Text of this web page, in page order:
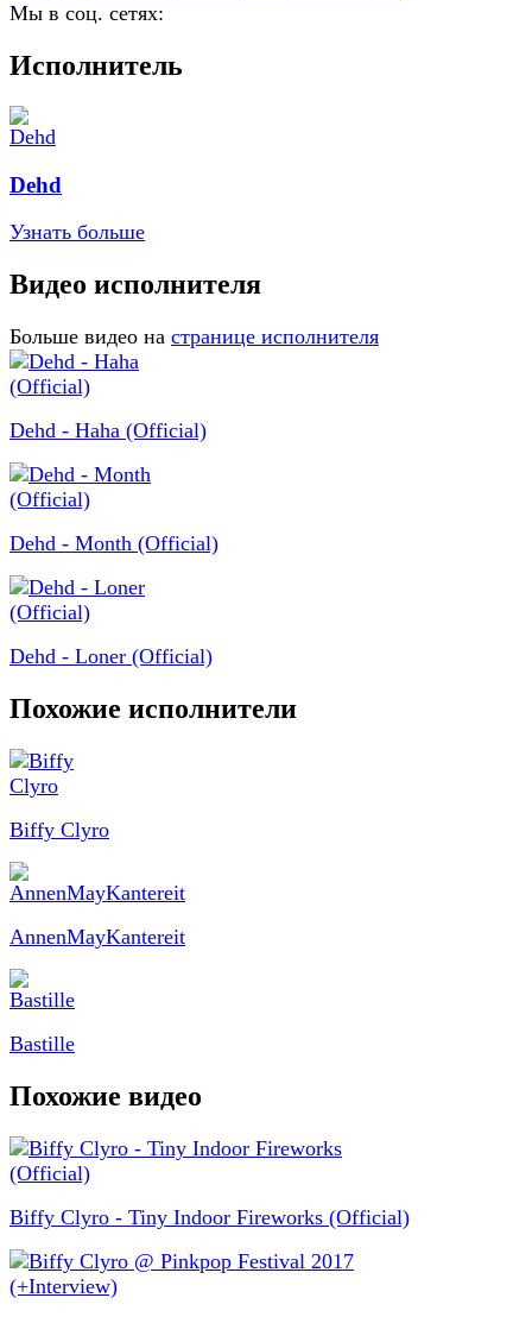
Мы в соц. сетях:
Исполнитель
Dehd
Узнать больше
Видео исполнителя
Больше видео на странице исполнителя
Dehd - Haha (Official)
Dehd - Month (Official)
Dehd - Loner (Official)
Похожие исполнители
Biffy Clyro
AnnenMayKantereit
Bastille
Похожие видео
Biffy Clyro - Tiny Indoor Fireworks (Official)